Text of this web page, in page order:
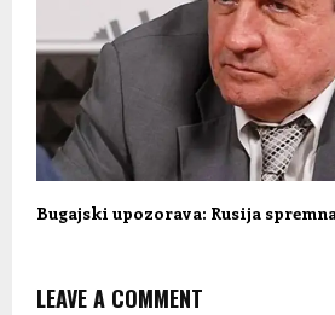
Bugajski upozorava: Rusija
LEAVE A COMMENT